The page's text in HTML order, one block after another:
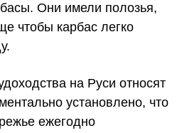
Они имели полозья,
чтобы карбас легко
на Руси относят
установлено, что
ежегодно